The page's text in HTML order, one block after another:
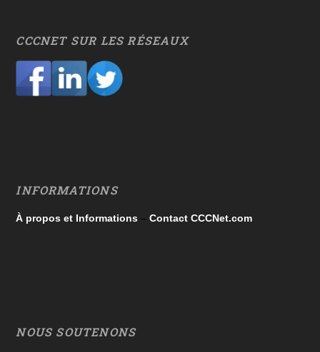
CCCNET SUR LES RÉSEAUX
INFORMATIONS
À propos et Informations –Contact CCCNet.com
NOUS SOUTENONS